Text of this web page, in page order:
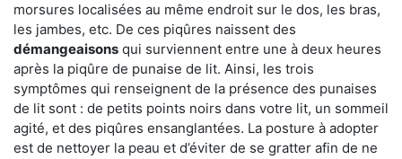
morsures localisées au même endroit sur le dos, les bras,
les jambes, etc. De ces piqûres naissent des
démangeaisons qui surviennent entre une à deux heures
après la piqûre de punaise de lit. Ainsi, les trois
symptômes qui renseignent de la présence des punaises
de lit sont : de petits points noirs dans votre lit, un sommeil
agité, et des piqûres ensanglantées. La posture à adopter
est de nettoyer la peau et d’éviter de se gratter afin de ne